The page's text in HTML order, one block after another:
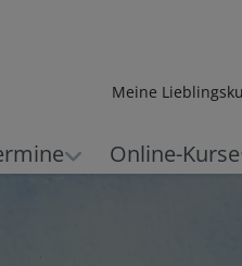
Meine
Online-Kurse